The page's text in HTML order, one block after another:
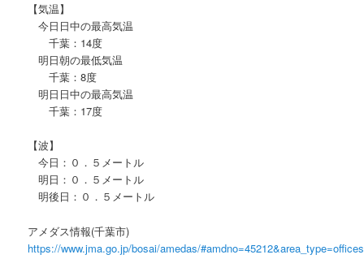
【気温】
今日日中の最高気温
千葉：14度
明日朝の最低気温
千葉：8度
明日日中の最高気温
千葉：17度
【波】
今日：０．５メートル
明日：０．５メートル
明後日：０．５メートル
アメダス情報(千葉市)
https://www.jma.go.jp/bosai/amedas/